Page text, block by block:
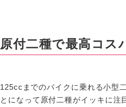
原付二種で最高コ
125ccまでのバイクに乗れる小型
とになって原付二種がイッキに注